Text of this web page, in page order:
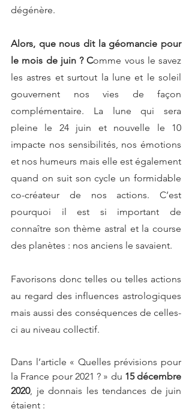
dégénère.
Alors, que nous dit la géomancie pour
le mois de juin ? Comme vous le savez
les astres et surtout la lune et le soleil
gouvernent nos vies de façon
complémentaire. La lune qui sera
pleine le 24 juin et nouvelle le 10
impacte nos sensibilités, nos émotions
et nos humeurs mais elle est également
quand on suit son cycle un formidable
co-créateur de nos actions. C’est
pourquoi il est si important de
connaître son thème astral et la course
des planètes : nos anciens le savaient.
Favorisons donc telles ou telles actions
au regard des influences astrologiques
mais aussi des conséquences de celles-
ci au niveau collectif.
Dans l’article « Quelles prévisions pour
la France pour 2021 ? » du 15 décembre
2020, je donnais les tendances de juin
étaient :